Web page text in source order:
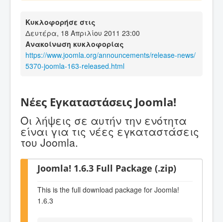
Κυκλοφορήσε στις
Δευτέρα, 18 Απριλίου 2011 23:00
Ανακοίνωση κυκλοφορίας
https://www.joomla.org/announcements/release-news/
5370-joomla-163-released.html
Νέες Εγκαταστάσεις Joomla!
Οι λήψεις σε αυτήν την ενότητα
είναι για τις νέες εγκαταστάσεις
του Joomla.
Joomla! 1.6.3 Full Package (.zip)
This is the full download package for Joomla!
1.6.3